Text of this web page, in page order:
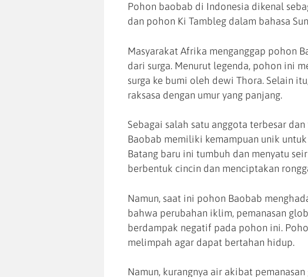
Pohon baobab di Indonesia dikenal
dan pohon Ki Tambleg dalam bahasa
Masyarakat Afrika menganggap pohon
dari surga. Menurut legenda, pohon ini
surga ke bumi oleh dewi Thora. Selain
raksasa dengan umur yang panjang.
Sebagai salah satu anggota terbesar
Baobab memiliki kemampuan unik
Batang baru ini tumbuh dan menyatu
berbentuk cincin dan menciptakan
Namun, saat ini pohon Baobab
bahwa perubahan iklim, pemanasan
berdampak negatif pada pohon ini.
melimpah agar dapat bertahan hidup.
Namun, kurangnya air akibat